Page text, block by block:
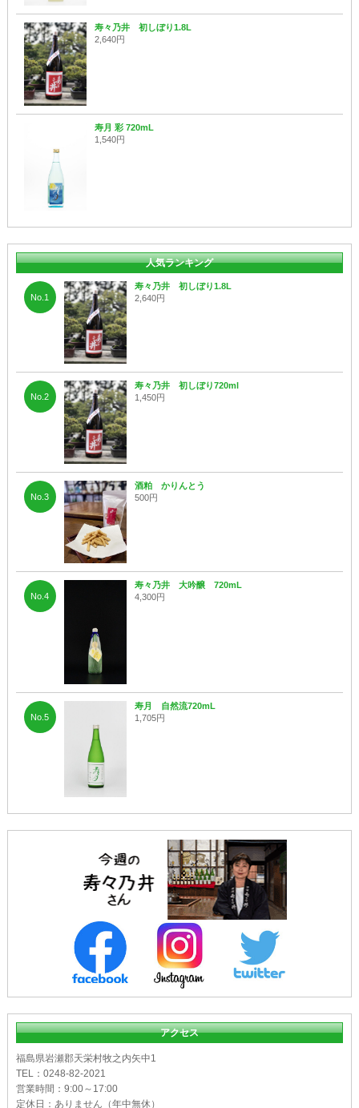
寿々乃井 初しぼり1.8L
2,640円
寿月 彩 720mL
1,540円
人気ランキング
No.1
寿々乃井 初しぼり1.8L
2,640円
No.2
寿々乃井 初しぼり720ml
1,450円
No.3
酒粕 かりんとう
500円
No.4
寿々乃井 大吟醸 720mL
4,300円
No.5
寿月 自然流720mL
1,705円
アクセス
福島県岩瀬郡天栄村牧之内矢中1
TEL：0248-82-2021
営業時間：9:00～17:00
定休日：ありません（年中無休）